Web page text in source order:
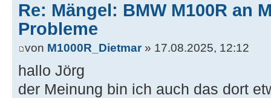
Re: Mängel: BMW M100R an
Probleme
von M1000R_Dietmar» 17.08.2025, 12:12
hallo Jörg
der Meinung bin ich auch das dort